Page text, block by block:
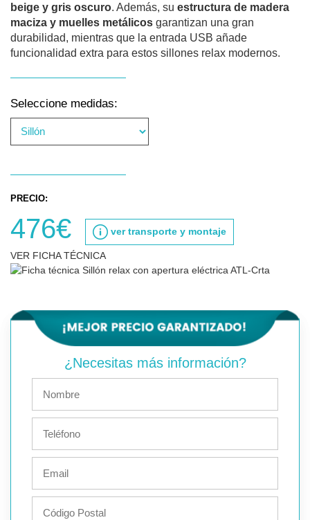
beige y gris oscuro. Además, su estructura de madera
maciza y muelles metálicos garantizan una gran
durabilidad, mientras que la entrada USB añade
funcionalidad extra para estos sillones relax modernos.
Seleccione medidas:
PRECIO:
476€ ver transporte y montaje
VER FICHA TÉCNICA
¿Necesitas más información?